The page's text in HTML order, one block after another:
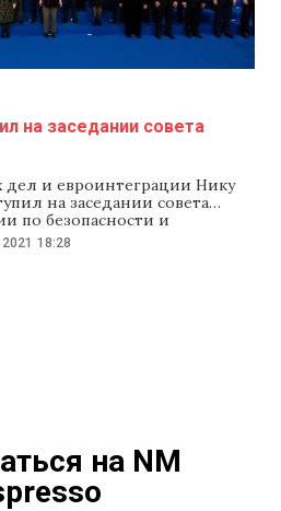
на заседании совета
и евроинтеграции Нику
на заседании совета
по безопасности и
(ОБСЕ) в Стокгольме. Он
18:28
на NM